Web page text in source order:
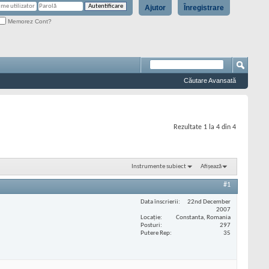
Înregistrare
Ajutor
Memorez Cont?
Căutare Avansată
Rezultate 1 la 4 din 4
Instrumente subiect Afișează
#1
Data înscrierii
22nd December
2007
Locaţie
Constanta, Romania
Posturi
297
Putere Rep
35